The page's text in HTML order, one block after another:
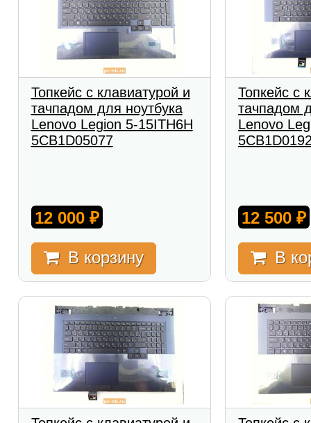
Топкейс с клавиатурой и
тачпадом для ноутбука
Lenovo Legion 5-15ITH6H
5CB1D05077
12 000 ₽
В корзину
Топкейс с
тачпадом
Lenovo
12 500₽
В